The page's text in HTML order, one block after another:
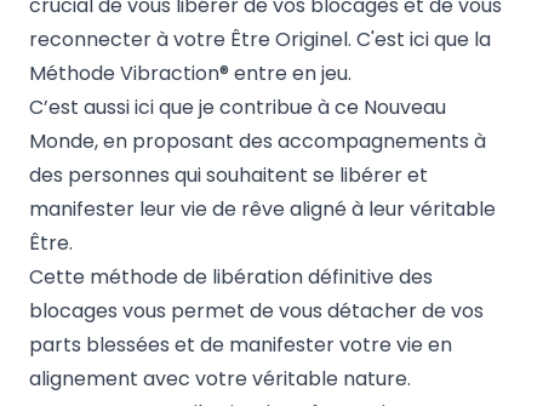
crucial de vous libérer de vos blocages et de vous
reconnecter à votre Être Originel. C'est ici que la
Méthode Vibraction® entre en jeu.
C’est aussi ici que je contribue à ce Nouveau
Monde, en proposant des accompagnements à
des personnes qui souhaitent se libérer et
manifester leur vie de rêve aligné à leur véritable
Être.
Cette méthode de libération définitive des
blocages vous permet de vous détacher de vos
parts blessées et de manifester votre vie en
alignement avec votre véritable nature.